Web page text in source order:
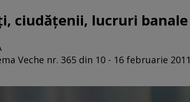
ciudăţenii, lucruri banale
Veche nr. 365 din 10 - 16 februarie 2011